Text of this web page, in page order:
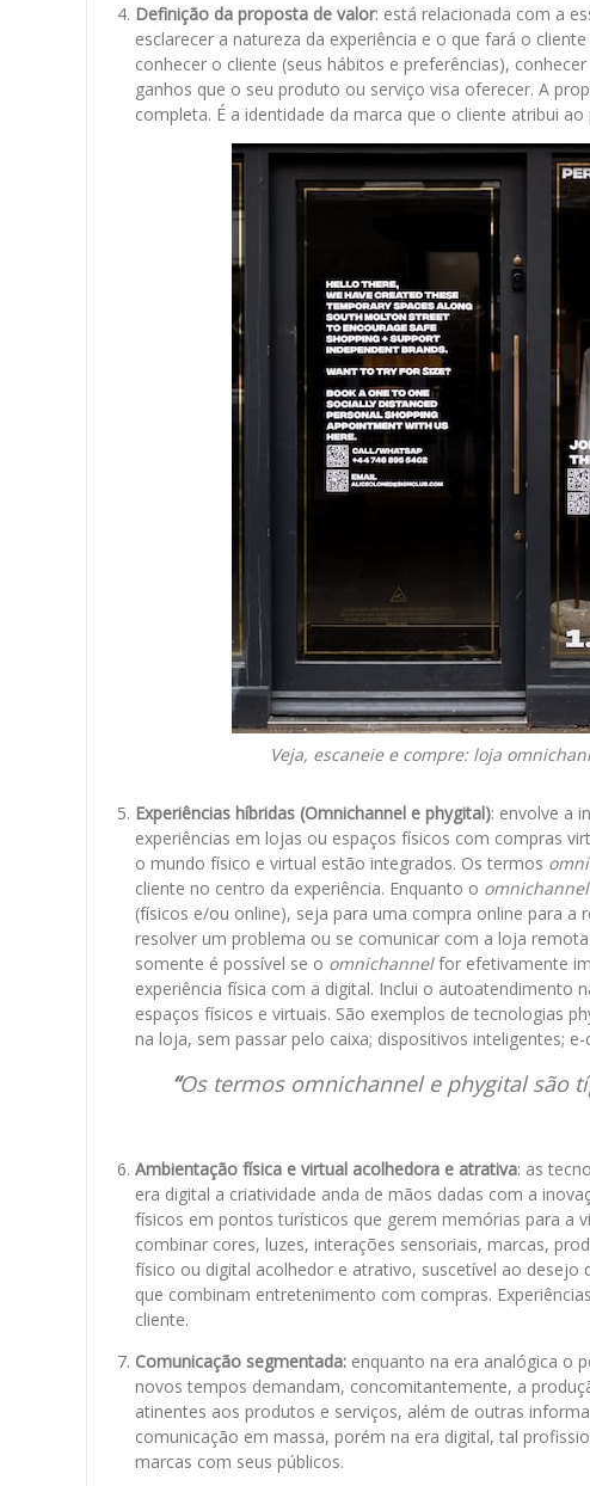
Definição da proposta de valor: está relacionada com a
esclarecer a natureza da experiência e o que fará o
conhecer o cliente (seus hábitos e preferências),
ganhos que o seu produto ou serviço visa oferecer. A
completa. É a identidade da marca que o cliente atribui
Veja, escaneie e compre: loja
Experiências híbridas (Omnichannel e phygital): envolve a
experiências em lojas ou espaços físicos com compras
o mundo físico e virtual estão integrados. Os termos
cliente no centro da experiência. Enquanto o omnichannel
(físicos e/ou online), seja para uma compra online para
resolver um problema ou se comunicar com a loja
somente é possível se o omnichannelfor efetivamente
experiência física com a digital. Inclui o autoatendimento
espaços físicos e virtuais. São exemplos de tecnologias
na loja, sem passar pelo caixa; dispositivos inteligentes;
“Os termos omnichannel e phygital são
Ambientação física e virtual acolhedora e atrativa: as
era digital a criatividade anda de mãos dadas com a
físicos em pontos turísticos que gerem memórias para a
combinar cores, luzes, interações sensoriais, marcas,
físico ou digital acolhedor e atrativo, suscetível ao desejo
que combinam entretenimento com compras.
cliente.
Comunicação segmentada: enquanto na era analógica o
novos tempos demandam, concomitantemente, a
atinentes aos produtos e serviços, além de outras
comunicação em massa, porém na era digital, tal
marcas com seus públicos.